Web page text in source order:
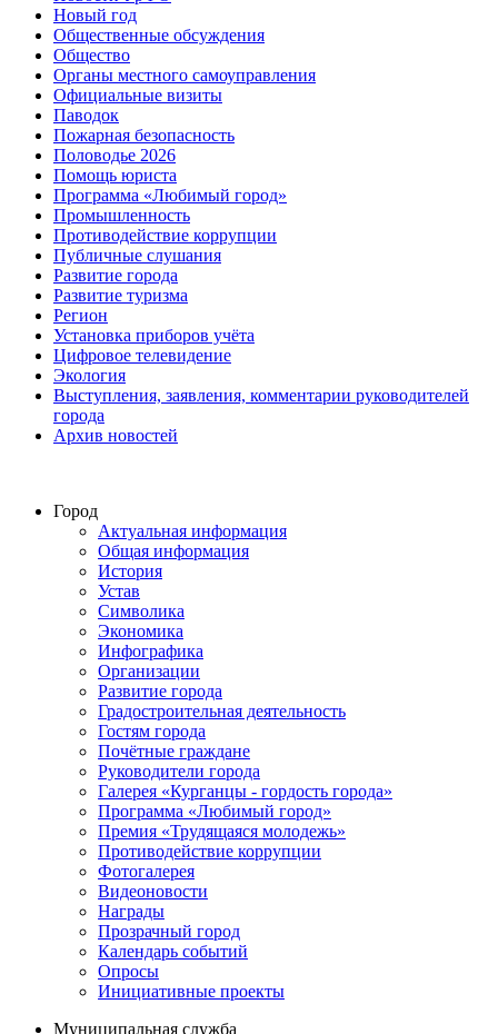
Новый год
Общественные обсуждения
Общество
Органы местного самоуправления
Официальные визиты
Паводок
Пожарная безопасность
Половодье 2026
Помощь юриста
Программа «Любимый город»
Промышленность
Противодействие коррупции
Публичные слушания
Развитие города
Развитие туризма
Регион
Установка приборов учёта
Цифровое телевидение
Экология
Выступления, заявления, комментарии руководителей
города
Архив новостей
Город
Актуальная информация
Общая информация
История
Устав
Символика
Экономика
Инфографика
Организации
Развитие города
Градостроительная деятельность
Гостям города
Почётные граждане
Руководители города
Галерея «Курганцы - гордость города»
Программа «Любимый город»
Премия «Трудящаяся молодежь»
Противодействие коррупции
Фотогалерея
Видеоновости
Награды
Прозрачный город
Календарь событий
Опросы
Инициативные проекты
Муниципальная служба